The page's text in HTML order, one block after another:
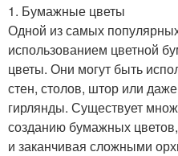
1. Бумажные цветы
Одной из самых
использованием цветной
цветы. Они могут быть
стен, столов, штор или
гирлянды. Существует
созданию бумажных
и заканчивая сложными